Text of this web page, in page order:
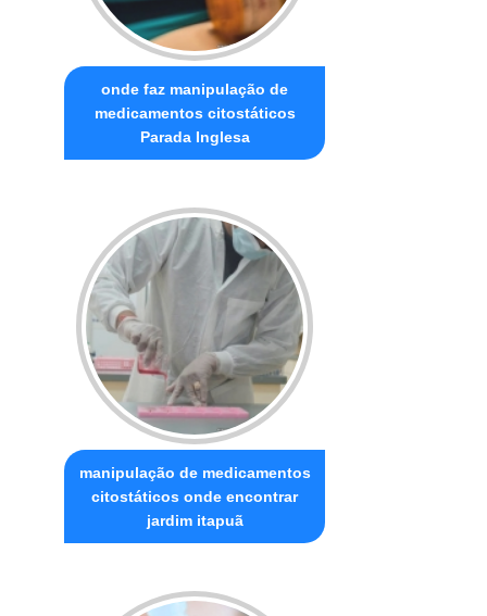
onde faz manipulação de
medicamentos citostáticos
Parada Inglesa
manipulação de medicamentos
citostáticos onde encontrar
jardim itapuã